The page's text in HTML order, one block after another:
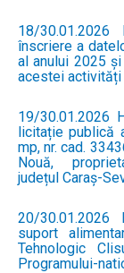
18/
înscriere a
al anului 2025
acestei
19/30.01.2026
licitație publică
mp, nr. cad.
Nouă,
județul Caraș-
20/
suport
Tehnologic
Programului-